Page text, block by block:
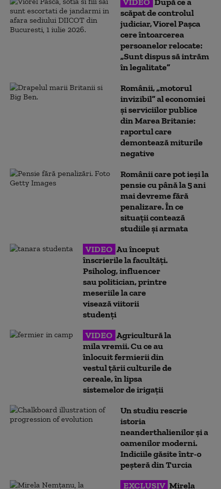
scăpat de controlul
judiciar, Viorel Pașca
cere întoarcerea
persoanelor relocate:
„Sunt dispus să intrăm
în legalitate”
Românii, „motorul
invizibil” al economiei
și serviciilor publice
din Marea Britanie:
raportul care
demontează miturile
negative
Românii care pot ieși la
pensie cu până la 5 ani
mai devreme fără
penalizare. În ce
situații contează
studiile și armata
VIDEO Au început
înscrierile la facultăți.
Psiholog, influencer
sau politician, printre
meseriile la care
visează viitorii
studenți
VIDEO Agricultură la
mila vremii. Cu ce au
înlocuit fermierii din
vestul țării culturile de
cereale, în lipsa
sistemelor de irigații
Un studiu rescrie
istoria
neanderthalienilor și a
oamenilor moderni.
Indiciile găsite într-o
peșteră din Turcia
EXCLUSIV Mirela